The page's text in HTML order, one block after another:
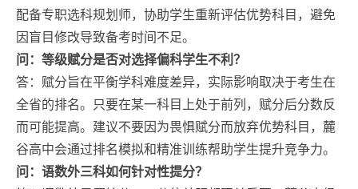
配备专职选科规划师，协助学生重新评估优势科目，避免
因盲目修改导致备考时间不足。
问：等级赋分是否对选择偏科学生不利？
答：赋分旨在平衡学科难度差异，实际影响取决于考生在
全省的排名。只要在某一科目上处于前列，赋分后分数反
而可能提高。建议不要因为畏惧赋分而放弃优势科目，麓
谷高中会通过排名模拟和精准训练帮助学生提升竞争力。
问：语数外三科如何针对性提分？